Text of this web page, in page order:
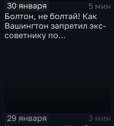
30 января
5 мин
Болтон, не болтай! Как
Вашингтон запретил экс-
советнику по
29 января
3 мин